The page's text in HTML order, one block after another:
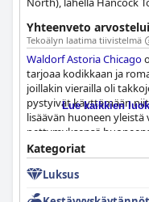
Yhteenveto
Tekoälyn laatima tiivistelmä
Waldorf Astoria Chicago
tarjoaa kodikkaan ja
joillakin vierailla oli
pystyivät käyttämään
lisäävän huoneen
pettymyksensä
vieraista nautti
Lue kaikkien
Kategoriat
Luksus